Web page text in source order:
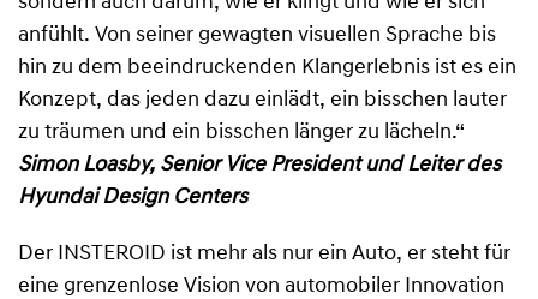
anfühlt. Von seiner gewagten visuellen Sprache bis
hin zu dem beeindruckenden Klangerlebnis ist es ein
Konzept, das jeden dazu einlädt, ein bisschen lauter
zu träumen und ein bisschen länger zu lächeln.“
Simon Loasby, Senior Vice President und Leiter des
Hyundai Design Centers
Der INSTEROID ist mehr als nur ein Auto, er steht für
eine grenzenlose Vision von automobiler Innovation